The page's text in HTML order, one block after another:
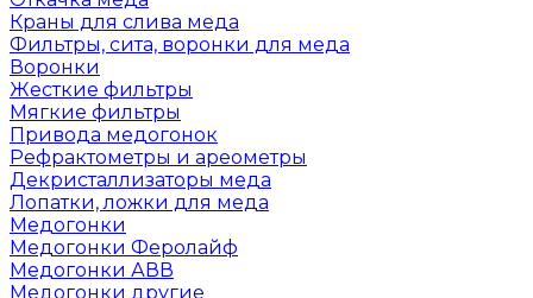
Краны для слива меда
Фильтры, сита, воронки для меда
Воронки
Жесткие фильтры
Мягкие фильтры
Привода медогонок
Рефрактометры и ареометры
Декристаллизаторы меда
Лопатки, ложки для меда
Медогонки
Медогонки Феролайф
Медогонки АВВ
Медогонки другие